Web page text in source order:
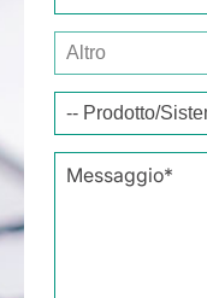
Other
Message*